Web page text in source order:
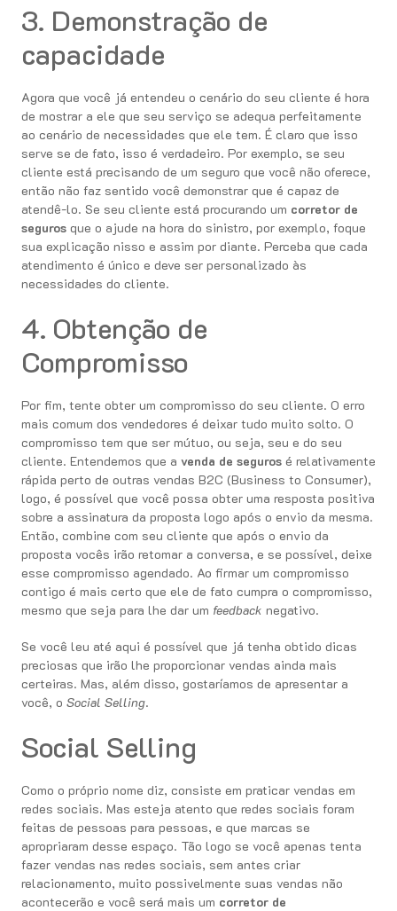
3. Demonstração de
capacidade
Agora que você já entendeu o cenário do seu cliente é hora
de mostrar a ele que seu serviço se adequa perfeitamente
ao cenário de necessidades que ele tem. É claro que isso
serve se de fato, isso é verdadeiro. Por exemplo, se seu
cliente está precisando de um seguro que você não oferece,
então não faz sentido você demonstrar que é capaz de
atendê-lo. Se seu cliente está procurando um corretor de
seguros que o ajude na hora do sinistro, por exemplo, foque
sua explicação nisso e assim por diante. Perceba que cada
atendimento é único e deve ser personalizado às
necessidades do cliente.
4. Obtenção de
Compromisso
Por fim, tente obter um compromisso do seu cliente. O erro
mais comum dos vendedores é deixar tudo muito solto. O
compromisso tem que ser mútuo, ou seja, seu e do seu
cliente. Entendemos que a venda de seguros é relativamente
rápida perto de outras vendas B2C (Business to Consumer),
logo, é possível que você possa obter uma resposta positiva
sobre a assinatura da proposta logo após o envio da mesma.
Então, combine com seu cliente que após o envio da
proposta vocês irão retomar a conversa, e se possível, deixe
esse compromisso agendado. Ao firmar um compromisso
contigo é mais certo que ele de fato cumpra o compromisso,
mesmo que seja para lhe dar um feedback negativo.
Se você leu até aqui é possível que já tenha obtido dicas
preciosas que irão lhe proporcionar vendas ainda mais
certeiras. Mas, além disso, gostaríamos de apresentar a
você, o Social Selling.
Social Selling
Como o próprio nome diz, consiste em praticar vendas em
redes sociais. Mas esteja atento que redes sociais foram
feitas de pessoas para pessoas, e que marcas se
apropriaram desse espaço. Tão logo se você apenas tenta
fazer vendas nas redes sociais, sem antes criar
relacionamento, muito possivelmente suas vendas não
acontecerão e você será mais um corretor de